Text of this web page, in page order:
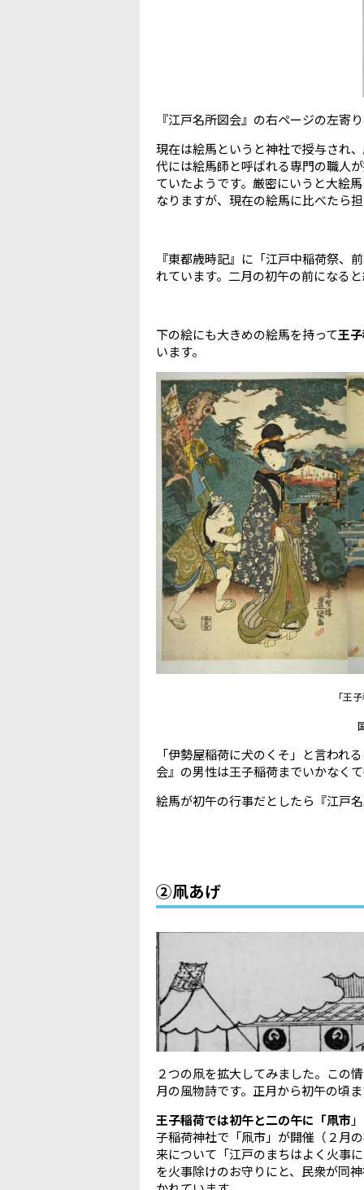
『江戸名所図会』の右ページの左寄
現在は絵馬というと神社で授与され
代には絵馬師と呼ばれる専門の職人
ていたようです。厳密にいうと大絵
なりますが、現在の絵馬に比べたら
『東都歳時記』に「江戸中稲荷祭、
れています。二月の初午の前になる
下の絵にも大きめの絵馬を持って王
います。
「王
「伊勢屋稲荷に犬のくそ」と言われ
会』の男性は王子稲荷までいかなく
絵馬が初午の行事だとしたら『江戸
②凧あげ
２つの凧を拡大してみました。この
月の風物詩です。正月から初午の頃
王子稲荷では初午と二の午に「凧市
子稲荷神社で「凧市」が開催（２月
来について「江戸のまちはよく火事
を火事除けのお守りにと、民衆が同